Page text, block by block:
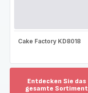
Cake Factory KD8018
Entdecken Sie das
gesamte Sortiment